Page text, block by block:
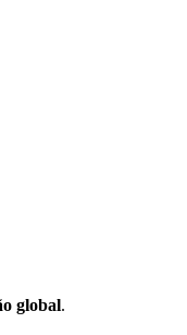
global.